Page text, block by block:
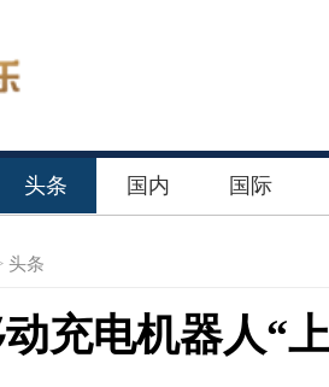
头条 国内 国际
头条
充电机器人“